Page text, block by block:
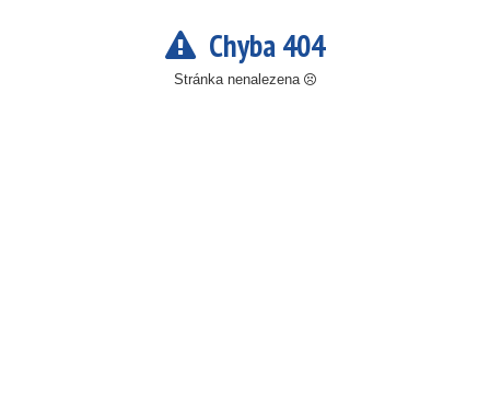
Chyba 404
Stránka nenalezena